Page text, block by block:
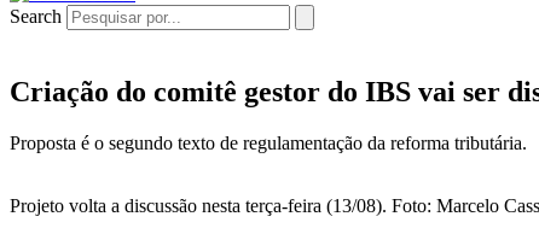
Search
Criação do comitê gestor do IBS vai ser
Proposta é o segundo texto de regulamentação da reforma tributária.
Projeto volta a discussão nesta terça-feira (13/08). Foto: Marcelo